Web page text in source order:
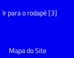
Ir para o rodapé [3]
Mapa do Site